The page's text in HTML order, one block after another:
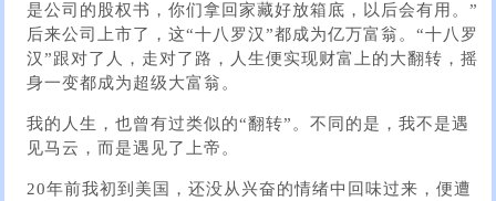
是公司的股权书，你们拿回家藏好放箱底，以后会有用。”
后来公司上市了，这“十八罗汉”都成为亿万富翁。“十八罗
汉”跟对了人，走对了路，人生便实现财富上的大翻转，摇
身一变都成为超级大富翁。
我的人生，也曾有过类似的“翻转”。不同的是，我不是遇
见马云，而是遇见了上帝。
20年前我初到美国，还没从兴奋的情绪中回味过来，便遭